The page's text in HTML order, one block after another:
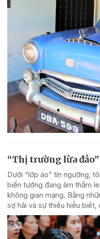
“Thị trường lừa
Dưới “lớp áo” tín ngưỡng,
biến tướng đang âm thầm
không gian mạng. Bằng
sợ hãi và sự thiếu hiểu biết,